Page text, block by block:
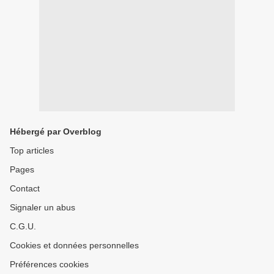
Hébergé par Overblog
Top articles
Pages
Contact
Signaler un abus
C.G.U.
Cookies et données personnelles
Préférences cookies